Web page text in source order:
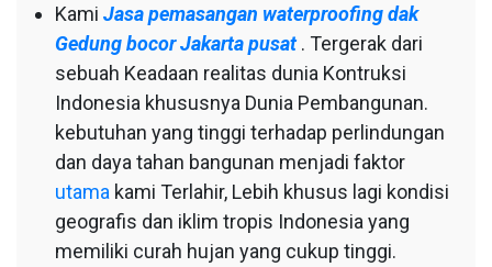
Kami Jasa pemasangan waterproofing dak
Gedung bocor Jakarta pusat. Tergerak dari
sebuah Keadaan realitas dunia Kontruksi
Indonesia khususnya Dunia Pembangunan.
kebutuhan yang tinggi terhadap perlindungan
dan daya tahan bangunan menjadi faktor
utama kami Terlahir, Lebih khusus lagi kondisi
geografis dan iklim tropis Indonesia yang
memiliki curah hujan yang cukup tinggi.